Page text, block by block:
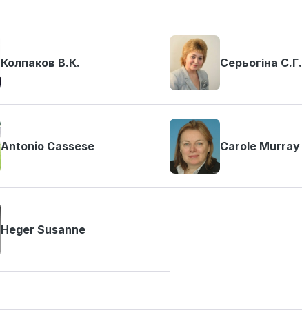
Колпаков В.К. Серьогіна С.Г.
Antonio Cassese Carole Murray
Heger Susanne